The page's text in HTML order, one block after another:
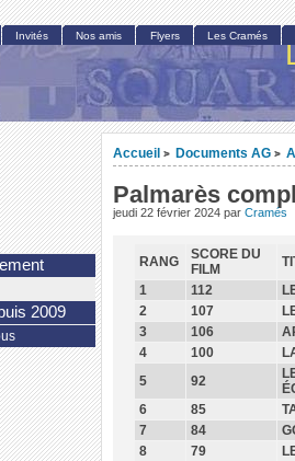
Accueil > Documents AG >
Palmarès
jeudi 22 février 2024 par Cramés
RANG
SCORE DU
FILM
1
112
2
107
3
106
4
100
5
92
6
85
7
84
8
79
Invités Nos amis Flyers Les Cramés
2009